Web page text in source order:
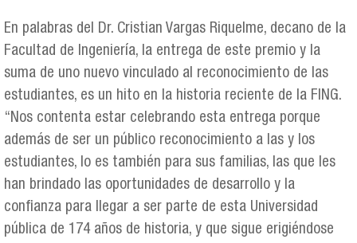
En palabras del Dr. Cristian Vargas Riquelme, decano de la
Facultad de Ingeniería, la entrega de este premio y la
suma de uno nuevo vinculado al reconocimiento de las
estudiantes, es un hito en la historia reciente de la FING.
“Nos contenta estar celebrando esta entrega porque
además de ser un público reconocimiento a las y los
estudiantes, lo es también para sus familias, las que les
han brindado las oportunidades de desarrollo y la
confianza para llegar a ser parte de esta Universidad
pública de 174 años de historia, y que sigue erigiéndose